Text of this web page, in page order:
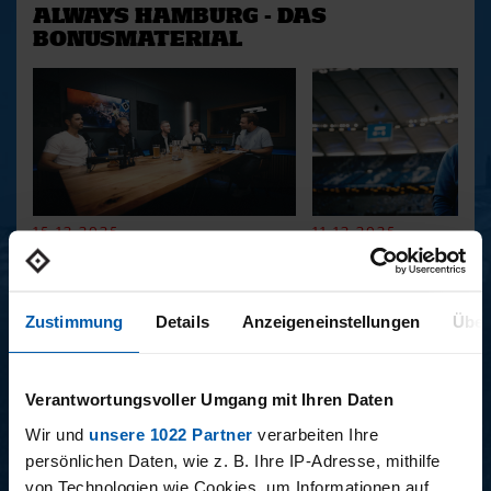
Zustimmung Details Anzeigeneinstellungen
Verantwortungsvoller Umgang mit Ihren Daten
Wir und unsere 1022 Partner verarbeiten Ihre
persönlichen Daten, wie z. B. Ihre IP-Adresse, mithilfe
von Technologien wie Cookies, um Informationen auf
ALWAYS HAMBURG - DAS
BONUSMATERIAL
15.12.2025
15 - STAFF-TALK
11.12.2025
14 - STÜBI